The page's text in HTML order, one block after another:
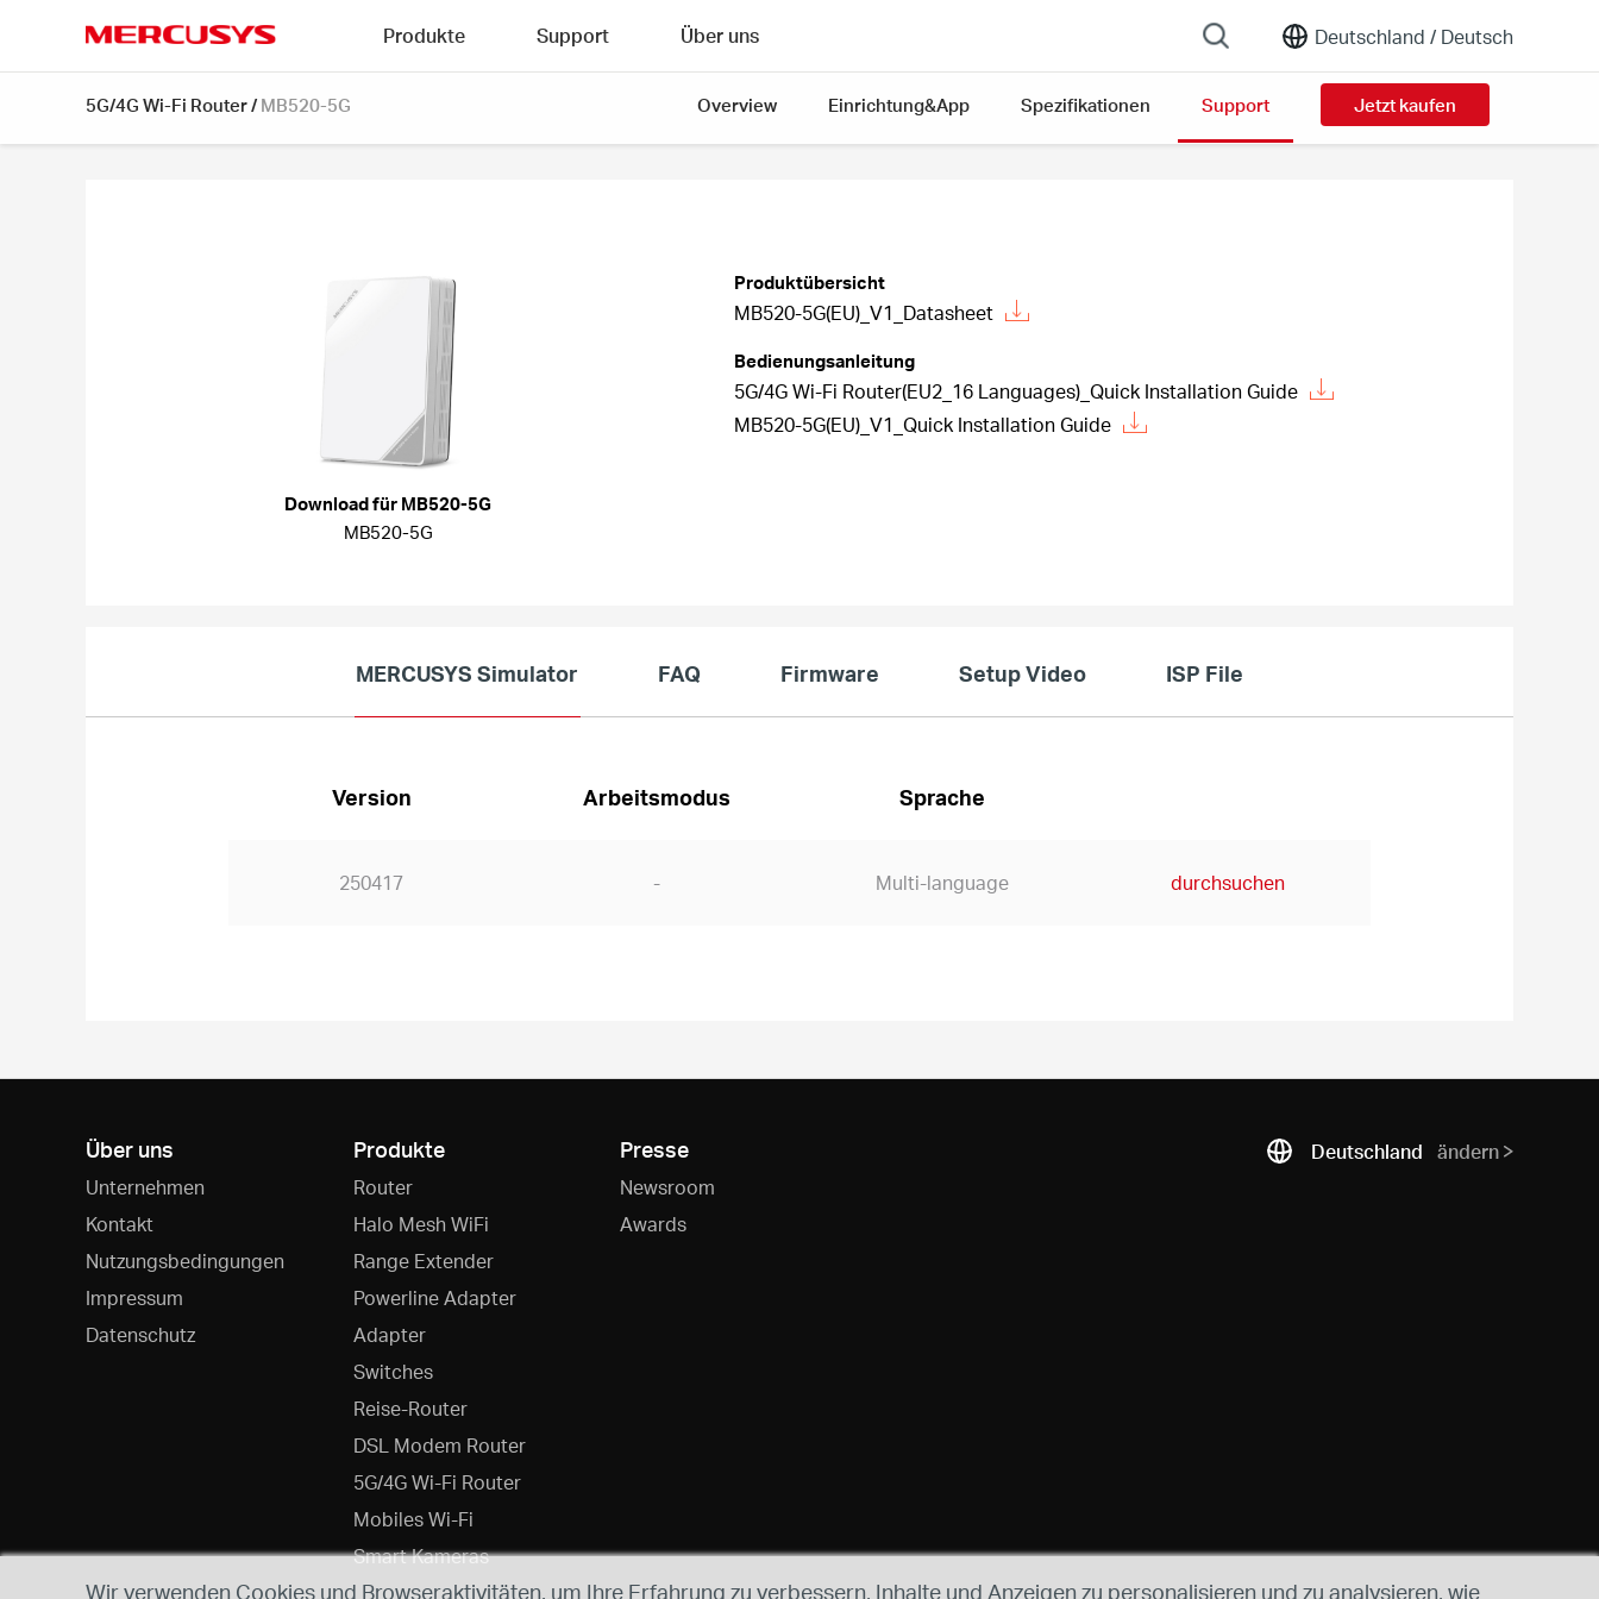
Deutschland / Deutsch
Produkte Support Über uns
5G/4G Wi-Fi Router/ MB520-5G Overview Einrichtung&App Spezifikationen Support Jetzt kaufen
Download für MB520-5G
MB520-5G
Produktübersicht
MB520-5G(EU)_V1_Datasheet
Bedienungsanleitung
5G/4G Wi-Fi Router(EU2_16 Languages)_Quick Installation Guide
MB520-5G(EU)_V1_Quick Installation Guide
MERCUSYS Simulator FAQ Firmware Setup Video ISP File
Version Arbeitsmodus Sprache
250417 - Multi-language durchsuchen
Über uns
Unternehmen
Kontakt
Nutzungsbedingungen
Impressum
Datenschutz
Produkte
Router
Halo Mesh WiFi
Range Extender
Powerline Adapter
Adapter
Switches
Reise-Router
DSL Modem Router
5G/4G Wi-Fi Router
Mobiles Wi-Fi
Smart Kameras
Presse
Newsroom
Awards
Deutschland ändern
Wir verwenden Cookies und Browseraktivitäten, um Ihre Erfahrung zu verbessern, Inhalte und Anzeigen zu personalisieren und zu analysieren, wie